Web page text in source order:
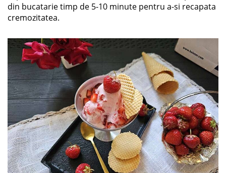
din bucatarie timp de 5-10 minute pentru a-si recapata
cremozitatea.